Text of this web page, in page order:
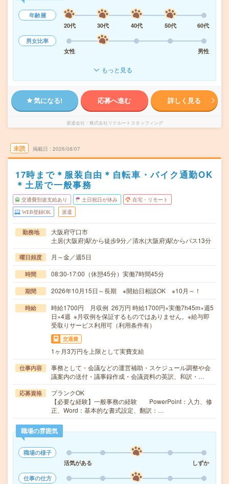
年齢層
20代
30代 40代 50代
60代
男女比率
女性
男性
もっと見る
気になる! 応募へ進む 詳しく見る
派遣会社 株式会社リクルートスタッフィング
未読 掲載日 2026/08/07
17時まで＊服装自由＊自転車・バイク通勤OK
＊土居で一般事務
交通費別途支給あり 土日祝日が休み 在宅・リモート
WEB登録OK 派遣
勤務地
大阪府守口市
土居(大阪府)駅から徒歩9分／清水(大阪府)駅からバス13分
曜日頻度 月～金／週5日
時間 08:30-17:00（休憩45分）実働7時間45分
期間 2026年10月15日～長期 ※開始日相談OK ※10月～！
時給
時給1700円 月収例 26万円 時給1700円×実働7h45m×週5
日×4週 ※月収例を保証するものではありません。※給与即
受取りサービス利用可（利用条件有）
交通費
1ヶ月3万円を上限として実費支給
仕事内容
事務として・会議などの運営補助・スケジュール調整や会
議案内の送付・議事録作成・会議資料の英訳、和訳・…
応募資格
ブランクOK
【必要な経験】一般事務の経験 PowerPoint：入力、修
正、Word：基本的な書式設定、翻訳：…
職場の雰囲気
職場の様子
活気がある
しずか
仕事の仕方